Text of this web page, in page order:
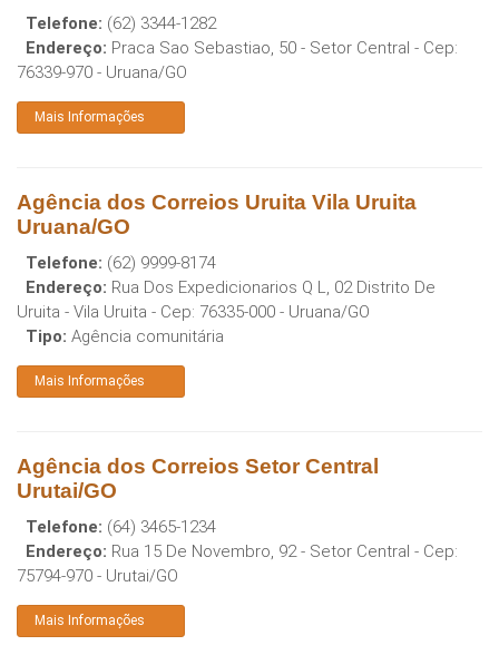
Telefone: (62) 3344-1282
Endereço: Praca Sao Sebastiao, 50 - Setor Central - Cep:
76339-970 - Uruana/GO
Mais Informações
Agência dos Correios Uruita Vila Uruita
Uruana/GO
Telefone: (62) 9999-8174
Endereço: Rua Dos Expedicionarios Q L, 02 Distrito De
Uruita - Vila Uruita - Cep: 76335-000 - Uruana/GO
Tipo: Agência comunitária
Mais Informações
Agência dos Correios Setor Central
Urutai/GO
Telefone: (64) 3465-1234
Endereço: Rua 15 De Novembro, 92 - Setor Central - Cep:
75794-970 - Urutai/GO
Mais Informações